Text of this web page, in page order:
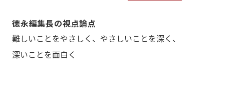
徳永編集長の視点論点
難しいことをやさしく、やさしいことを深く、
深いことを面白く